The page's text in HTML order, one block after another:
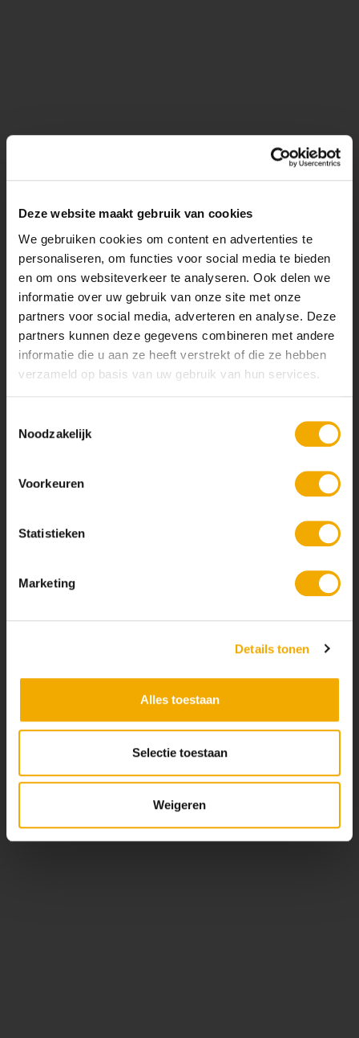
Deze website maakt gebruik van cookies
We gebruiken cookies om content en advertenties te
personaliseren, om functies voor social media te bieden
en om ons websiteverkeer te analyseren. Ook delen we
informatie over uw gebruik van onze site met onze
partners voor social media, adverteren en analyse. Deze
partners kunnen deze gegevens combineren met andere
informatie die u aan ze heeft verstrekt of die ze hebben
verzameld op basis van uw gebruik van hun services.
Noodzakelijk
Voorkeuren
Statistieken
Marketing
Details tonen
Alles toestaan
Selectie toestaan
Weigeren